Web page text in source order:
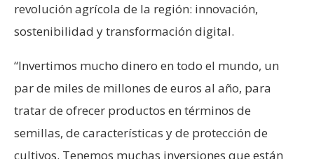
revolución agrícola de la región: innovación,
sostenibilidad y transformación digital.
“Invertimos mucho dinero en todo el mundo, un
par de miles de millones de euros al año, para
tratar de ofrecer productos en términos de
semillas, de características y de protección de
cultivos. Tenemos muchas inversiones que están